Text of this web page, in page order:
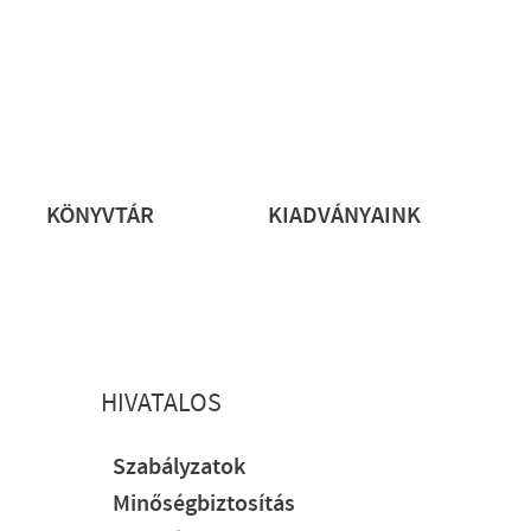
KÖNYVTÁR KIADVÁNYAINK
HIVATALOS
Szabályzatok
Minőségbiztosítás